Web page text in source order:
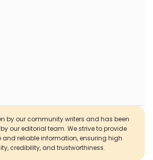
by our community writers and has been
our editorial team. We strive to provide
reliable information, ensuring high
credibility, and trustworthiness.